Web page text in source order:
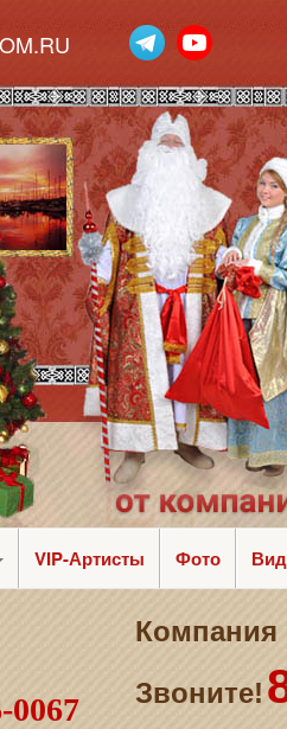
VIP-Артисты Фото
0067
Звоните!